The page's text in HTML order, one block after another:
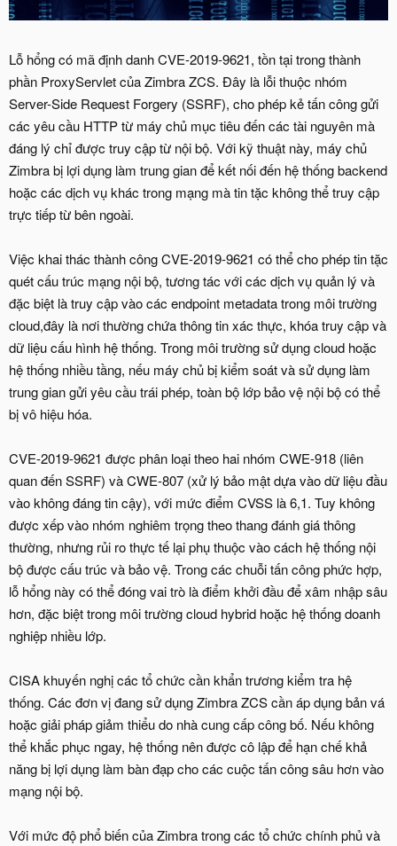
Lỗ hổng có mã định danh CVE-2019-9621, tồn tại trong thành
phần ProxyServlet của Zimbra ZCS. Đây là lỗi thuộc nhóm
Server-Side Request Forgery (SSRF), cho phép kẻ tấn công gửi
các yêu cầu HTTP từ máy chủ mục tiêu đến các tài nguyên mà
đáng lý chỉ được truy cập từ nội bộ. Với kỹ thuật này, máy chủ
Zimbra bị lợi dụng làm trung gian để kết nối đến hệ thống backend
hoặc các dịch vụ khác trong mạng mà tin tặc không thể truy cập
trực tiếp từ bên ngoài.
Việc khai thác thành công CVE-2019-9621 có thể cho phép tin tặc
quét cấu trúc mạng nội bộ, tương tác với các dịch vụ quản lý và
đặc biệt là truy cập vào các endpoint metadata trong môi trường
cloud,đây là nơi thường chứa thông tin xác thực, khóa truy cập và
dữ liệu cấu hình hệ thống. Trong môi trường sử dụng cloud hoặc
hệ thống nhiều tầng, nếu máy chủ bị kiểm soát và sử dụng làm
trung gian gửi yêu cầu trái phép, toàn bộ lớp bảo vệ nội bộ có thể
bị vô hiệu hóa.
CVE-2019-9621 được phân loại theo hai nhóm CWE-918 (liên
quan đến SSRF) và CWE-807 (xử lý bảo mật dựa vào dữ liệu đầu
vào không đáng tin cậy), với mức điểm CVSS là 6,1. Tuy không
được xếp vào nhóm nghiêm trọng theo thang đánh giá thông
thường, nhưng rủi ro thực tế lại phụ thuộc vào cách hệ thống nội
bộ được cấu trúc và bảo vệ. Trong các chuỗi tấn công phức hợp,
lỗ hổng này có thể đóng vai trò là điểm khởi đầu để xâm nhập sâu
hơn, đặc biệt trong môi trường cloud hybrid hoặc hệ thống doanh
nghiệp nhiều lớp.
CISA khuyến nghị các tổ chức cần khẩn trương kiểm tra hệ
thống. Các đơn vị đang sử dụng Zimbra ZCS cần áp dụng bản vá
hoặc giải pháp giảm thiểu do nhà cung cấp công bố. Nếu không
thể khắc phục ngay, hệ thống nên được cô lập để hạn chế khả
năng bị lợi dụng làm bàn đạp cho các cuộc tấn công sâu hơn vào
mạng nội bộ.
Với mức độ phổ biến của Zimbra trong các tổ chức chính phủ và